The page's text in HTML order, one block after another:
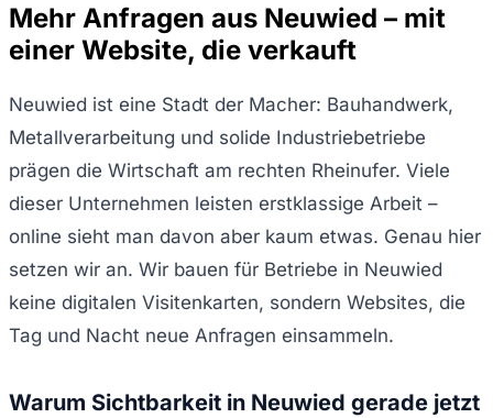
Mehr Anfragen aus Neuwied – mit
einer Website, die verkauft
Neuwied ist eine Stadt der Macher: Bauhandwerk,
Metallverarbeitung und solide Industriebetriebe
prägen die Wirtschaft am rechten Rheinufer. Viele
dieser Unternehmen leisten erstklassige Arbeit –
online sieht man davon aber kaum etwas. Genau hier
setzen wir an. Wir bauen für Betriebe in Neuwied
keine digitalen Visitenkarten, sondern Websites, die
Tag und Nacht neue Anfragen einsammeln.
Warum Sichtbarkeit in Neuwied gerade jetzt